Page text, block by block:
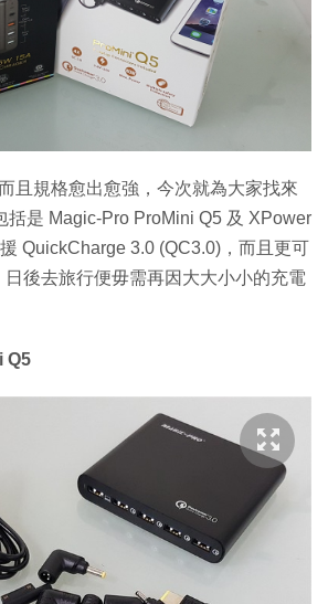
且規格愈出愈強，今次就為大家找來
括是 Magic-Pro ProMini Q5 及 XPower
QuickCharge 3.0 (QC3.0)，而且更可
後去旅行便毋需再因大大小小的充電
Q5